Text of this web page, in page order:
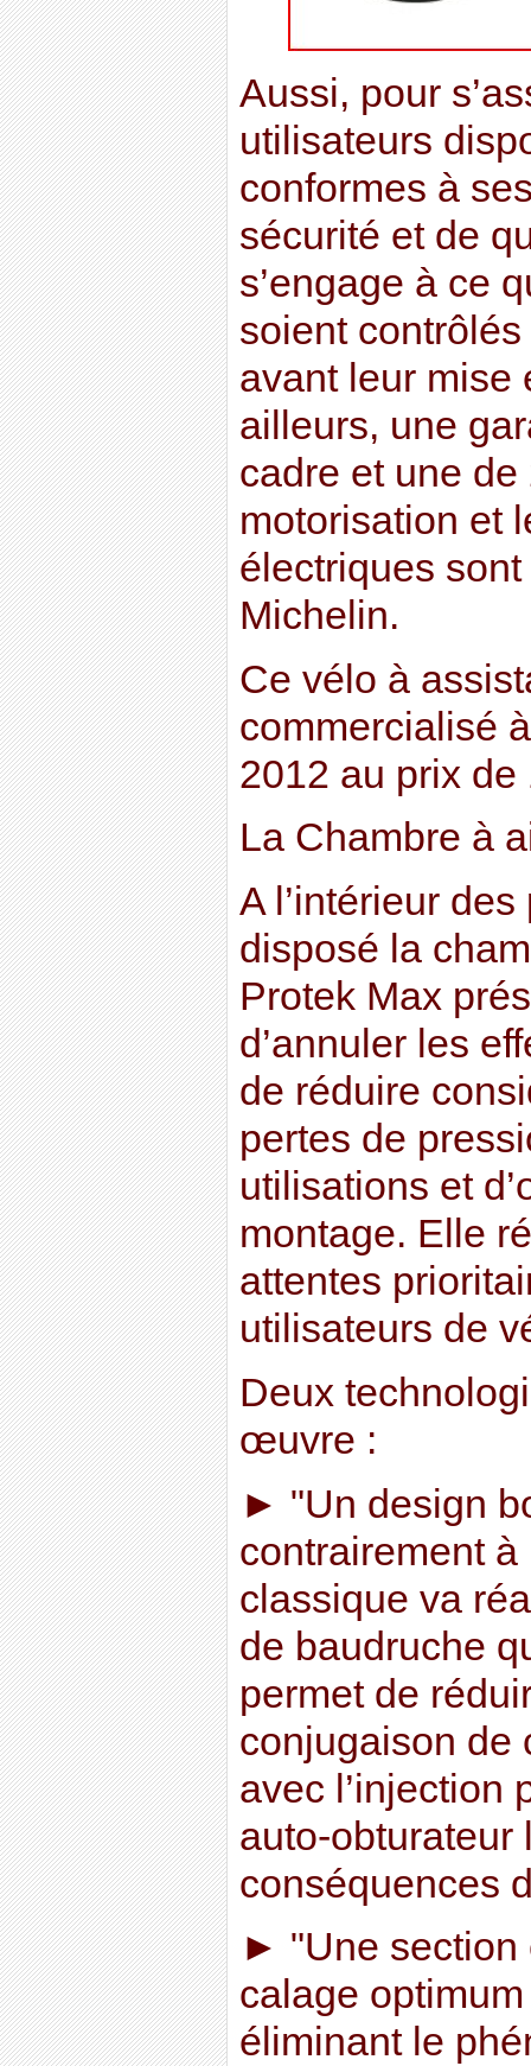
Aussi, pour
utilisateurs
conformes à
sécurité et de
s’engage à ce
soient
avant leur mise
ailleurs, une
cadre et une
motorisation et
électriques sont
Michelin.
Ce vélo à
commercialisé
2012 au prix de
La Chambre à
A l’intérieur
disposé la
Protek Max
d’annuler les
de réduire
pertes de
utilisations et
montage. Elle
attentes
utilisateurs de
Deux
œuvre :
► "Un design
contrairement
classique va
de baudruche
permet de
conjugaison de
avec l’injection
auto-obturateur
conséquences
► "Une section
calage
éliminant le